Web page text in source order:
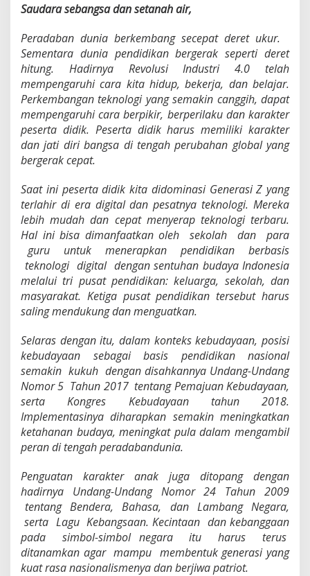
Saudara sebangsa dan setanah air,
Peradaban dunia berkembang secepat deret ukur.
Sementara dunia pendidikan bergerak seperti deret
hitung. Hadirnya Revolusi Industri 4.0 telah
mempengaruhi cara kita hidup, bekerja, dan belajar.
Perkembangan teknologi yang semakin canggih, dapat
mempengaruhi cara berpikir, berperilaku dan karakter
peserta didik. Peserta didik harus memiliki karakter
dan jati diri bangsa di tengah perubahan global yang
bergerak cepat.
Saat ini peserta didik kita didominasi Generasi Z yang
terlahir di era digital dan pesatnya teknologi. Mereka
lebih mudah dan cepat menyerap teknologi terbaru.
Hal ini bisa dimanfaatkan oleh sekolah dan para
guru untuk menerapkan pendidikan berbasis
teknologi digital dengan sentuhan budaya Indonesia
melalui tri pusat pendidikan: keluarga, sekolah, dan
masyarakat. Ketiga pusat pendidikan tersebut harus
saling mendukung dan menguatkan.
Selaras dengan itu, dalam konteks kebudayaan, posisi
kebudayaan sebagai basis pendidikan nasional
semakin kukuh dengan disahkannya Undang-Undang
Nomor 5 Tahun 2017 tentang Pemajuan Kebudayaan,
serta Kongres Kebudayaan tahun 2018.
Implementasinya diharapkan semakin meningkatkan
ketahanan budaya, meningkat pula dalam mengambil
peran di tengah peradabandunia.
Penguatan karakter anak juga ditopang dengan
hadirnya Undang-Undang Nomor 24 Tahun 2009
tentang Bendera, Bahasa, dan Lambang Negara,
serta Lagu Kebangsaan. Kecintaan dan kebanggaan
pada simbol-simbol negara itu harus terus
ditanamkan agar mampu membentuk generasi yang
kuat rasa nasionalismenya dan berjiwa patriot.